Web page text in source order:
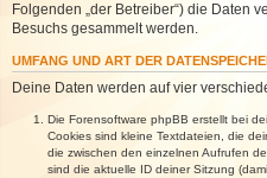
Folgenden „der Betreiber“) die Daten
Besuchs gesammelt werden.
UMFANG UND ART DER
Deine Daten werden auf vier
Die Forensoftware phpBB erstellt bei
Cookies sind kleine Textdateien, die
die zwischen den einzelnen Aufrufen
sind die aktuelle ID deiner Sitzung